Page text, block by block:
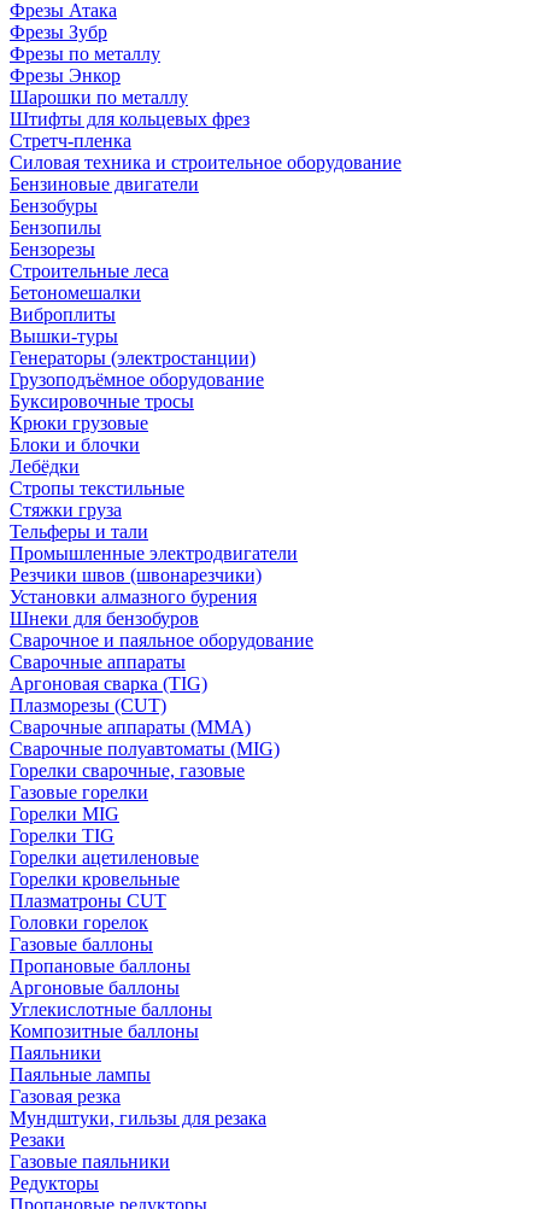
Фрезы Атака
Фрезы Зубр
Фрезы по металлу
Фрезы Энкор
Шарошки по металлу
Штифты для кольцевых фрез
Стретч-пленка
Силовая техника и строительное оборудование
Бензиновые двигатели
Бензобуры
Бензопилы
Бензорезы
Строительные леса
Бетономешалки
Виброплиты
Вышки-туры
Генераторы (электростанции)
Грузоподъёмное оборудование
Буксировочные тросы
Крюки грузовые
Блоки и блочки
Лебёдки
Стропы текстильные
Стяжки груза
Тельферы и тали
Промышленные электродвигатели
Резчики швов (швонарезчики)
Установки алмазного бурения
Шнеки для бензобуров
Сварочное и паяльное оборудование
Сварочные аппараты
Аргоновая сварка (TIG)
Плазморезы (CUT)
Сварочные аппараты (MMA)
Сварочные полуавтоматы (MIG)
Горелки сварочные, газовые
Газовые горелки
Горелки MIG
Горелки TIG
Горелки ацетиленовые
Горелки кровельные
Плазматроны CUT
Головки горелок
Газовые баллоны
Пропановые баллоны
Аргоновые баллоны
Углекислотные баллоны
Композитные баллоны
Паяльники
Паяльные лампы
Газовая резка
Мундштуки, гильзы для резака
Резаки
Газовые паяльники
Редукторы
Пропановые редукторы